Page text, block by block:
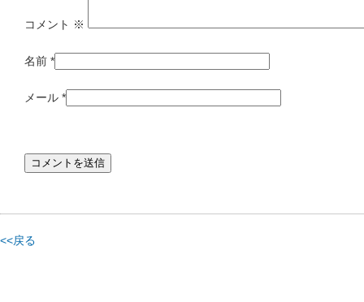
コメント ※
名前 *
メール *
<<戻る